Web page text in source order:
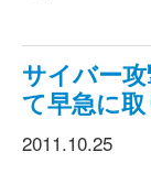
サイバー
て早急に取
2011.10.25